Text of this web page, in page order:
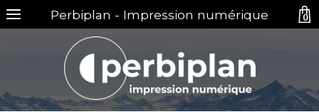
Perbiplan - Impression numérique 0